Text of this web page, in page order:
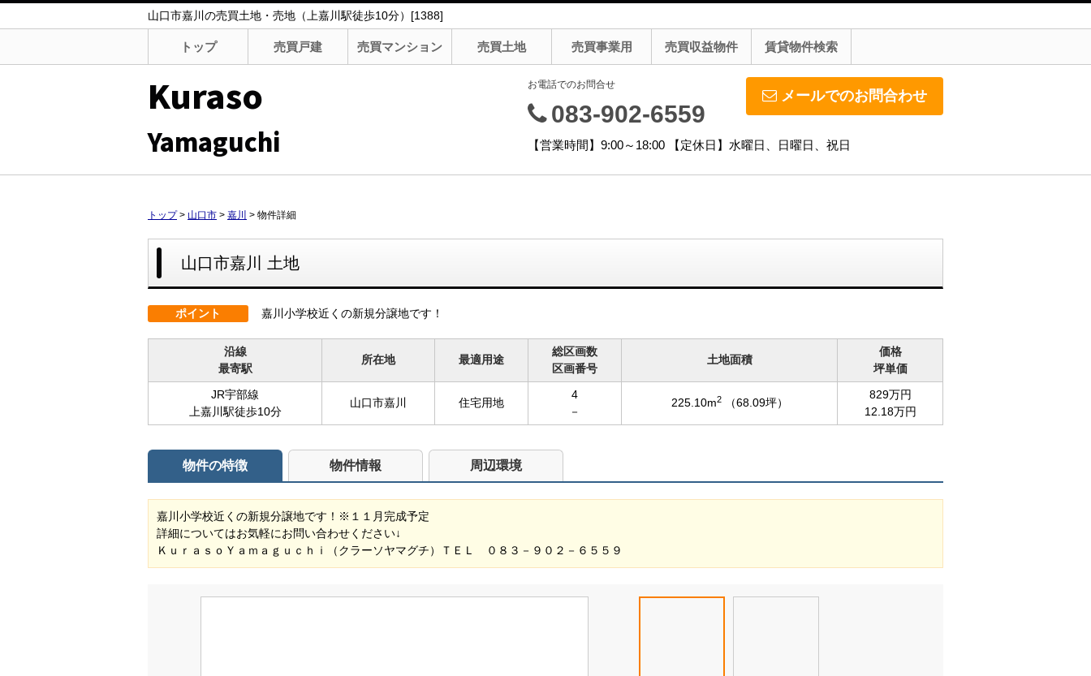
山口市嘉川の売買土地・売地（上嘉川駅徒歩10分）[1388]
トップ 売買戸建 売買マンション 売買土地 売買事業用 売買収益物件 賃貸物件検索
Kuraso
Yamaguchi
メールでのお問合わせ
お電話でのお問合せ
083-902-6559
【営業時間】9:00～18:00 【定休日】水曜日、日曜日、祝日
トップ> 山口市 > 嘉川 > 物件詳細
山口市嘉川 土地
ポイント 嘉川小学校近くの新規分譲地です！
沿線
最寄駅
所在地 最適用途
総区画数
区画番号
土地面積
価格
坪単価
JR宇部線
上嘉川駅徒歩10分
山口市嘉川 住宅用地
4
－
225.10m2 （68.09坪）
829万円
12.18万円
物件の特徴 物件情報 周辺環境
嘉川小学校近くの新規分譲地です！※１１月完成予定
詳細についてはお気軽にお問い合わせください↓
ＫｕｒａｓｏＹａｍａｇｕｃｈｉ（クラーソヤマグチ）ＴＥＬ ０８３－９０２－６５５９